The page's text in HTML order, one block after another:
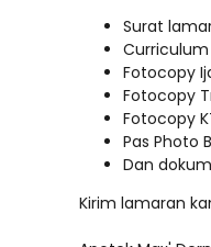
Surat
Fotocopy
Fotocopy
Fotocopy
Pas Photo
Dan
Kirim lamaran